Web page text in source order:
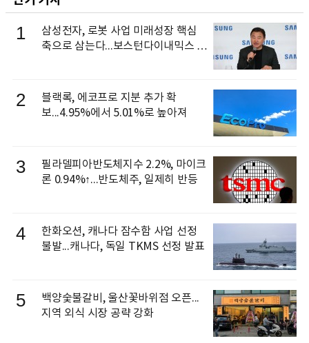
1
삼성전자, 로봇 사업 미래성장 핵심
축으로 삼는다...보스턴다이내믹스 출
2
블랙록, 에코프로 지분 추가 확
보...4.95%에서 5.01%로 높아져
3
필라델피아반도체지수 2.2%, 마이크
론 0.94%↑...반도체주, 일제히 반등
4
한화오션, 캐나다 잠수함 사업 선정
불발...캐나다, 독일 TKMS 선정 발표
5
백양숯불갈비, 울산꽃바위점 오픈...
지역 외식 시장 공략 강화